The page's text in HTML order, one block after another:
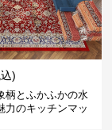
)
柄とふかふかの水
力のキッチンマッ